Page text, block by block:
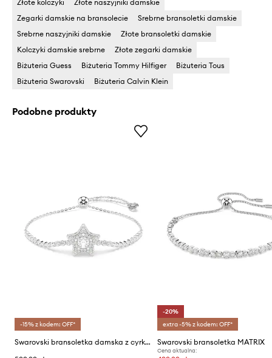
Złote kolczyki
Złote naszyjniki damskie
Zegarki damskie na bransolecie
Srebrne bransoletki damskie
Srebrne naszyjniki damskie
Złote bransoletki damskie
Kolczyki damskie srebrne
Złote zegarki damskie
Biżuteria Guess
Biżuteria Tommy Hilfiger
Biżuteria Tous
Biżuteria Swarovski
Biżuteria Calvin Klein
Podobne produkty
-15% z kodem: OFF*
Swarovski bransoletka damska z cyrkonią SUBLIMA
-20%
extra -5% z kodem: OFF*
Swarovski bransoletka MATRIX
Cena aktualna: